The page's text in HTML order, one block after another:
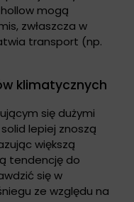
mogą
zwłaszcza w
transport (np.
klimatycznych
się dużymi
lepiej znoszą
większą
tendencję do
się w
ze względu na